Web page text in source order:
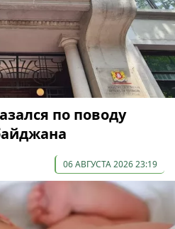
по поводу
06 АВГУСТА 2026 23:19